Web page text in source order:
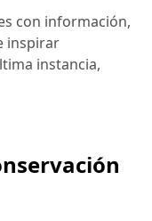
con información,
inspirar
instancia,